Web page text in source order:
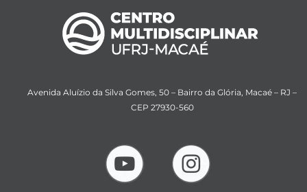
Avenida Aluízio da Silva Gomes, 50 – Bairro da Glória, Macaé – RJ –
CEP 27930-560